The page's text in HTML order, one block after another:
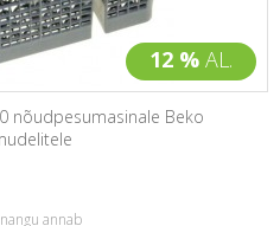
12 % AL.
nõudpesumasinale Beko
annab